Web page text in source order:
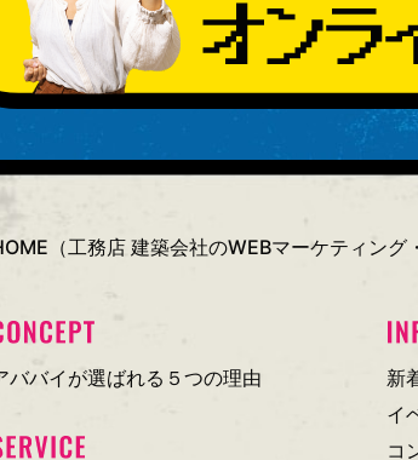
（工務店 建築会社のWEBマーケティング
ババイが選ばれる５つの理由
新
イ
コ